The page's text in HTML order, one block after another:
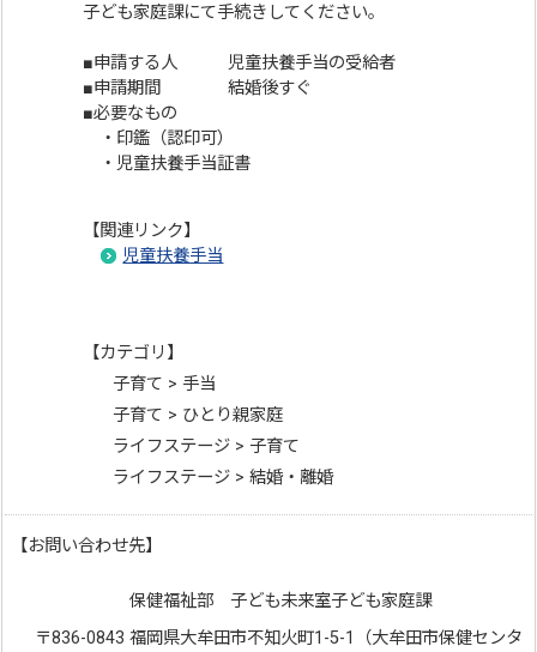
子ども家庭課にて手続きしてください。
■申請する人 児童扶養手当の受給者
■申請期間 結婚後すぐ
■必要なもの
・印鑑（認印可）
・児童扶養手当証書
【関連リンク】
児童扶養手当
【カテゴリ】
子育て > 手当
子育て > ひとり親家庭
ライフステージ > 子育て
ライフステージ > 結婚・離婚
【お問い合わせ先】
保健福祉部 子ども未来室子ども家庭課
〒836-0843 福岡県大牟田市不知火町1-5-1（大牟田市保健センタ